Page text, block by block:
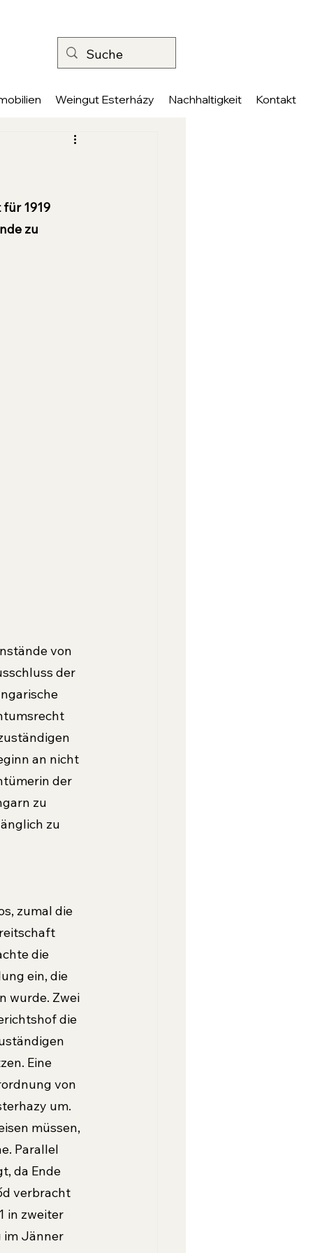
Weingut Esterházy Nachhaltigkeit Kontakt
1919
zu
von
der
an nicht
der
zu
zu
zumal die
die
ein, die
wurde. Zwei
die
Eine
von
um.
müssen,
Parallel
da Ende
verbracht
in zweiter
im Jänner